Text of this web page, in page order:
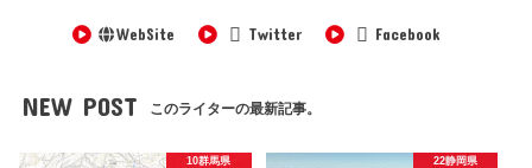
WebSite Twitter Facebook
NEW POST このライターの最新記事。
10群馬県 22静岡県